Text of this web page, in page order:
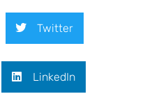
Twitter
LinkedIn